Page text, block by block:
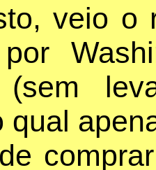
veio o
(sem
qual